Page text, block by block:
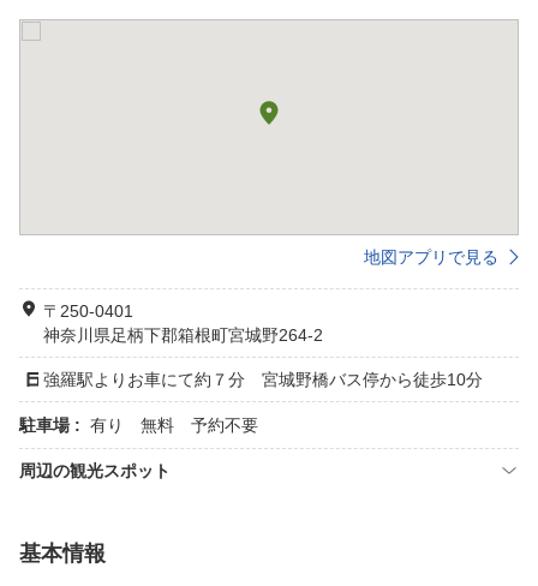
地図アプリで見る
〒250-0401
神奈川県足柄下郡箱根町宮城野264-2
強羅駅よりお車にて約７分 宮城野橋バス停から徒歩10分
駐車場 : 有り 無料 予約不要
周辺の観光スポット
基本情報